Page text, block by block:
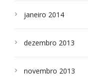
janeiro 2014
dezembro 2013
novembro 2013